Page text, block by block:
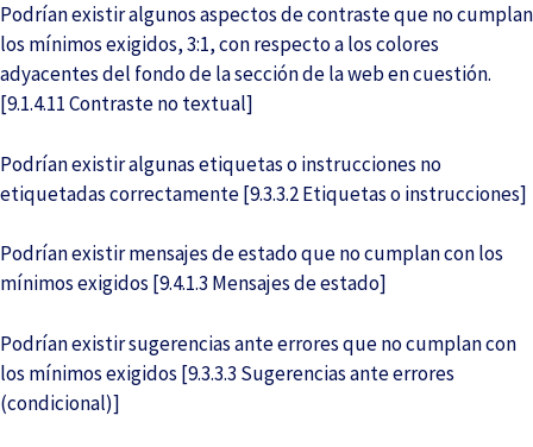
Podrían existir algunos aspectos de contraste que no cumplan
los mínimos exigidos, 3:1, con respecto a los colores
adyacentes del fondo de la sección de la web en cuestión.
[9.1.4.11 Contraste no textual]
Podrían existir algunas etiquetas o instrucciones no
etiquetadas correctamente [9.3.3.2 Etiquetas o instrucciones]
Podrían existir mensajes de estado que no cumplan con los
mínimos exigidos [9.4.1.3 Mensajes de estado]
Podrían existir sugerencias ante errores que no cumplan con
los mínimos exigidos [9.3.3.3 Sugerencias ante errores
(condicional)]